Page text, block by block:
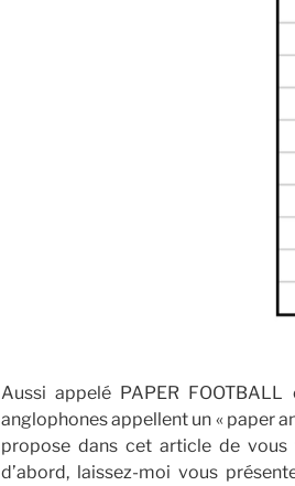
Aussi appelé PAPER
anglophones appellent un « paper
propose dans cet article de
d’abord, laissez-moi vous